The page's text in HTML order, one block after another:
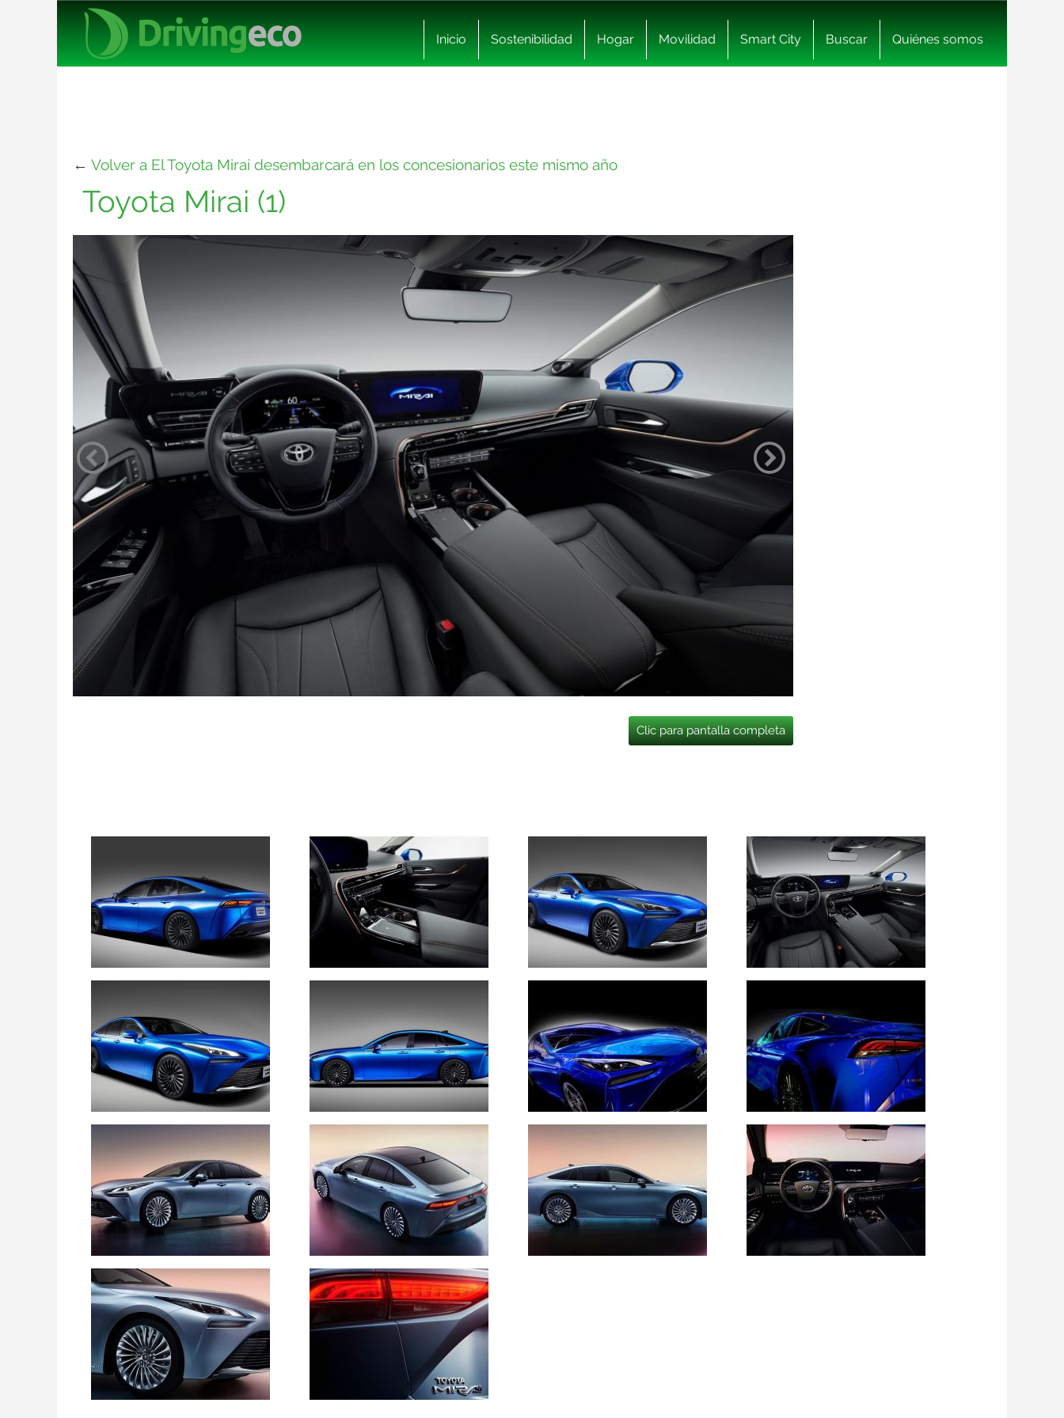
Inicio Sostenibilidad Hogar Movilidad Smart City Buscar Quiénes somos
← Volver a El Toyota Mirai desembarcará en los concesionarios este mismo año
Toyota Mirai (1)
Clic para pantalla completa